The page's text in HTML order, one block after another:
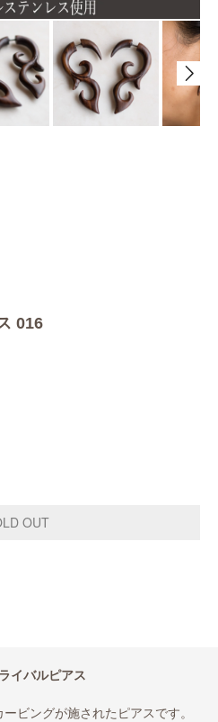
016
イバルピアス
ビングが施されたピアスです。